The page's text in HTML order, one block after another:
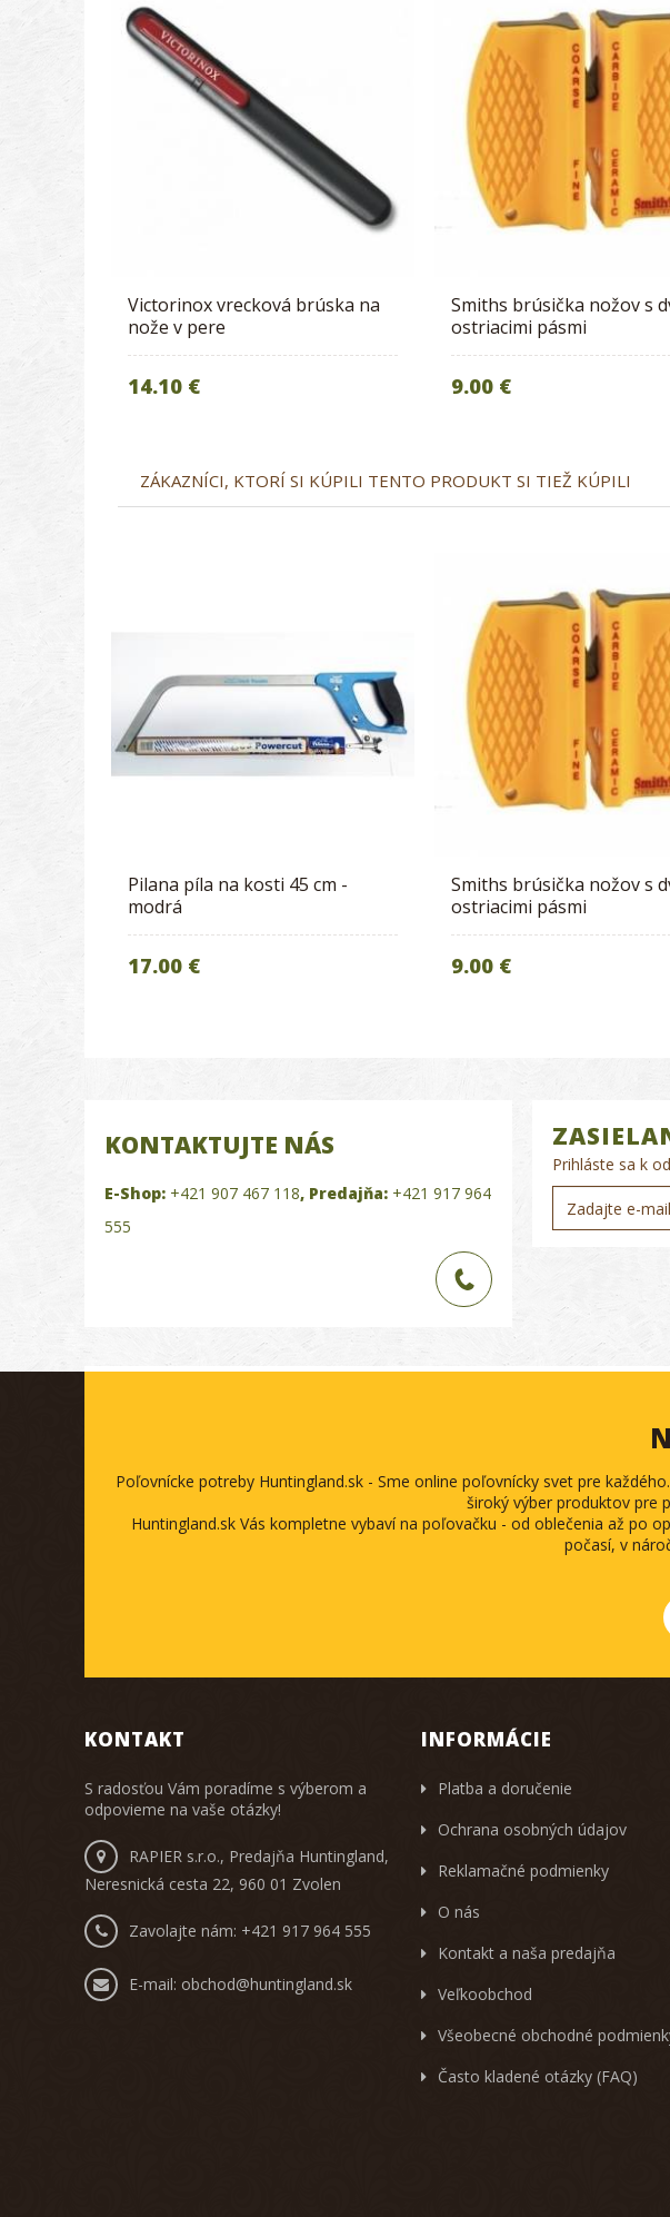
Victorinox vrecková brúska na
nože v pere
14.10 €
Smiths brúsička nožov s
ostriacimi pásmi
9.00 €
ZÁKAZNÍCI, KTORÍ SI KÚPILI TENTO PRODUKT SI TIEŽ KÚPILI
Pilana píla na kosti 45 cm -
modrá
17.00 €
Smiths brúsička nožov s
ostriacimi pásmi
9.00 €
KONTAKTUJTE NÁS
E-Shop: +421 907 467 118, Predajňa: +421 917 964
555
Prihláste sa k
Poľovnícke potreby Huntingland.sk - Sme online poľovnícky svet pre
široký výber produktov pre
Huntingland.sk Vás kompletne vybaví na poľovačku - od oblečenia až po
počasí, v
KONTAKT
S radosťou Vám poradíme s výberom a
odpovieme na vaše otázky!
RAPIER s.r.o., Predajňa Huntingland,
Neresnická cesta 22, 960 01 Zvolen
Zavolajte nám: +421 917 964 555
E-mail: obchod@huntingland.sk
INFORMÁCIE
Platba a doručenie
Ochrana osobných údajov
Reklamačné podmienky
O nás
Kontakt a naša predajňa
Veľkoobchod
Všeobecné obchodné
Často kladené otázky (FAQ)